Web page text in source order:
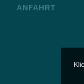
ANFAHRT